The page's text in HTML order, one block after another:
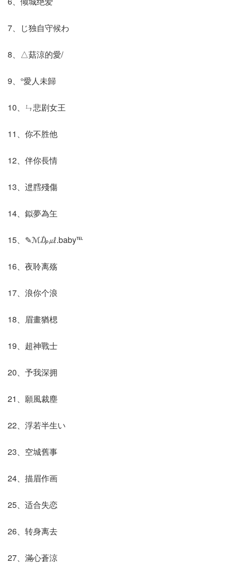
7、じ独自守候わ
8、△菇涼的愛/
9、°愛人未歸
10、ㄣ悲剧女王
11、你不胜他
12、伴你長情
13、迣膤殘傷
14、鉯夢為玍
15、✎ℳ₯㎕.baby℡
16、夜聆离殇
17、浪你个浪
18、眉畫猶楒
19、超神戰士
20、予我深拥
21、願風裁塵
22、浮若半生い
23、空城舊事
24、描眉作画
25、适合失恋
26、转身离去
27、滿心蒼涼